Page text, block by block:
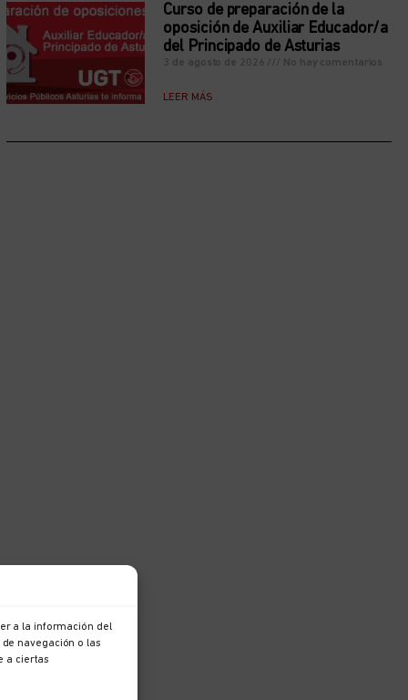
a la información del
navegación o las
a ciertas
Curso de preparación de la
oposición de Auxiliar Educador/a
del Principado de Asturias
3 de agosto de 2026 No hay comentarios
LEER MÁS